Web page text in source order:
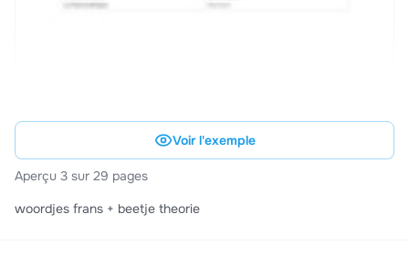
Voir l'exemple
Aperçu 3 sur 29 pages
woordjes frans + beetje theorie